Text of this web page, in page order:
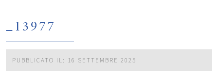
_13977
PUBBLICATO IL: 16 SETTEMBRE 2025